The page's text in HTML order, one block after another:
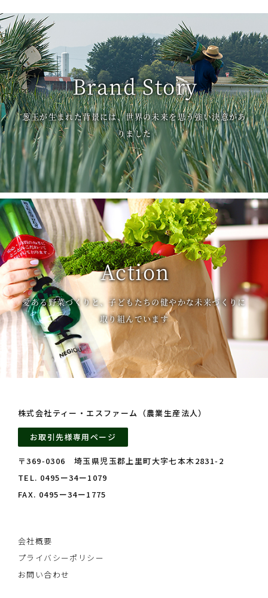
Brand Story
葱王が生まれた背景には、世界の未来を思う強い決意があ
りました
Action
愛ある野菜づくりと、子どもたちの健やかな未来づくりに
取り組んでいます
株式会社ティー・エスファーム（農業生産法人）
お取引先様専用ページ
〒369‑0306 埼玉県児玉郡上里町大字七本木2831‑2
TEL. 0495ー34ー1079
FAX. 0495ー34ー1775
会社概要
プライバシーポリシー
お問い合わせ